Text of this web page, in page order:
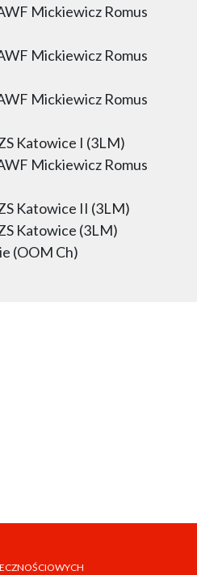
Mickiewicz Romus
Mickiewicz Romus
Mickiewicz Romus
Katowice I (3LM)
Mickiewicz Romus
Katowice II (3LM)
Katowice (3LM)
(OOM Ch)